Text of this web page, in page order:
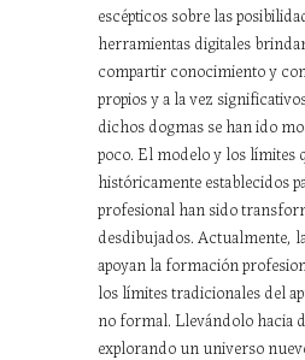
escépticos sobre las
herramientas digitales
compartir conocimiento y
propios y a la vez
dichos dogmas se han ido
poco. El modelo y los límites
históricamente establecidos
profesional han sido
desdibujados. Actualmente,
apoyan la formación
los límites tradicionales del
no formal. Llevándolo hacia
explorando un universo